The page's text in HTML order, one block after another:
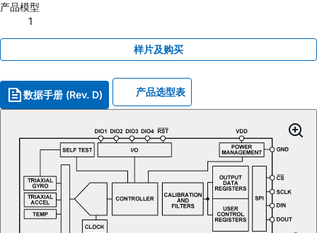
产品模型
1
样片及购买
数据手册 (Rev. D) 产品选型表